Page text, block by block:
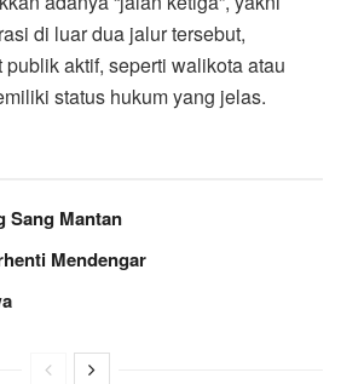
di luar dua jalur tersebut,
aktif, seperti walikota atau
status hukum yang jelas.
Sang Mantan
Mendengar